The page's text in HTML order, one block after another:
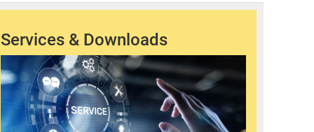
Services & Downloads